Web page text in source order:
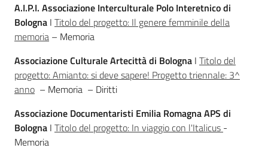
Assemblea
legislativa
A.I.P.I. Associazione Interculturale Polo Interetnico di
Bologna I Titolo del progetto: Il genere femminile della
memoria – Memoria
Associazione Culturale Artecittà di Bologna I Titolo del
progetto: Amianto: si deve sapere! Progetto triennale: 3^
anno – Memoria – Diritti
Associazione Documentaristi Emilia Romagna APS di
Bologna I Titolo del progetto: In viaggio con l'Italicus -
Memoria